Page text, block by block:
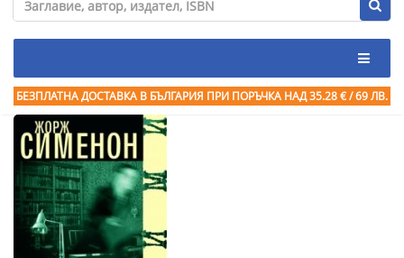
БЕЗПЛАТНА ДОСТАВКА В БЪЛГАРИЯ ПРИ ПОРЪЧКА НАД 35.28 € / 69 ЛВ.